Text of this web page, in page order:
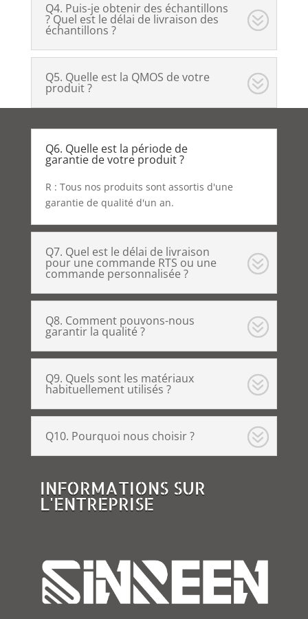
Q4. Puis-je obtenir des échantillons
? Quel est le délai de livraison des
échantillons ?
Q5. Quelle est la QMOS de votre
produit ?
Q6. Quelle est la période de
garantie de votre produit ?
R : Tous nos produits sont assortis d'une
garantie de qualité d'un an.
Q7. Quel est le délai de livraison
pour une commande RTS ou une
commande personnalisée ?
Q8. Comment pouvons-nous
garantir la qualité ?
Q9. Quels sont les matériaux
habituellement utilisés ?
Q10. Pourquoi nous choisir ?
INFORMATIONS SUR
L'ENTREPRISE